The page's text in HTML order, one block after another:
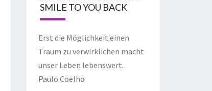
SMILE TO YOU BACK
Erst die Möglichkeit einen
Traum zu verwirklichen macht
unser Leben lebenswert.
Paulo Coelho